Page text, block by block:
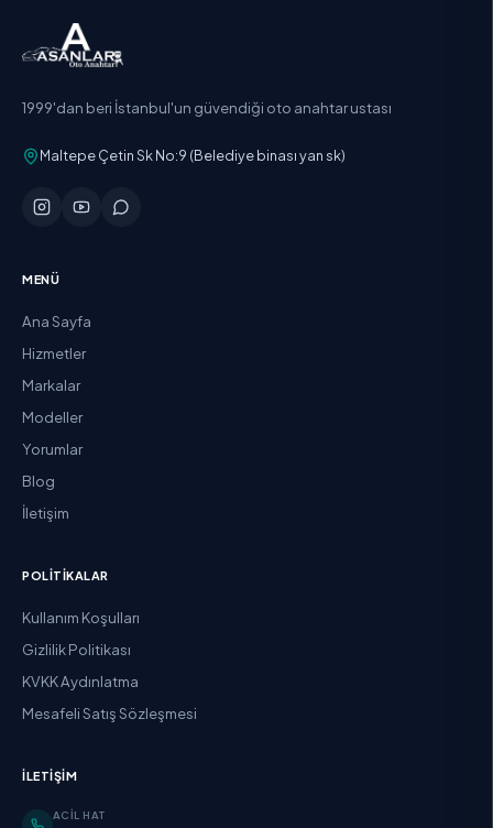
1999'dan beri İstanbul'un güvendiği oto anahtar ustası
Maltepe Çetin Sk No:9 (Belediye binası yan sk)
MENÜ
Ana Sayfa
Hizmetler
Markalar
Modeller
Yorumlar
Blog
İletişim
POLITIKALAR
Kullanım Koşulları
Gizlilik Politikası
KVKK Aydınlatma
Mesafeli Satış Sözleşmesi
İLETIŞIM
ACIL HAT